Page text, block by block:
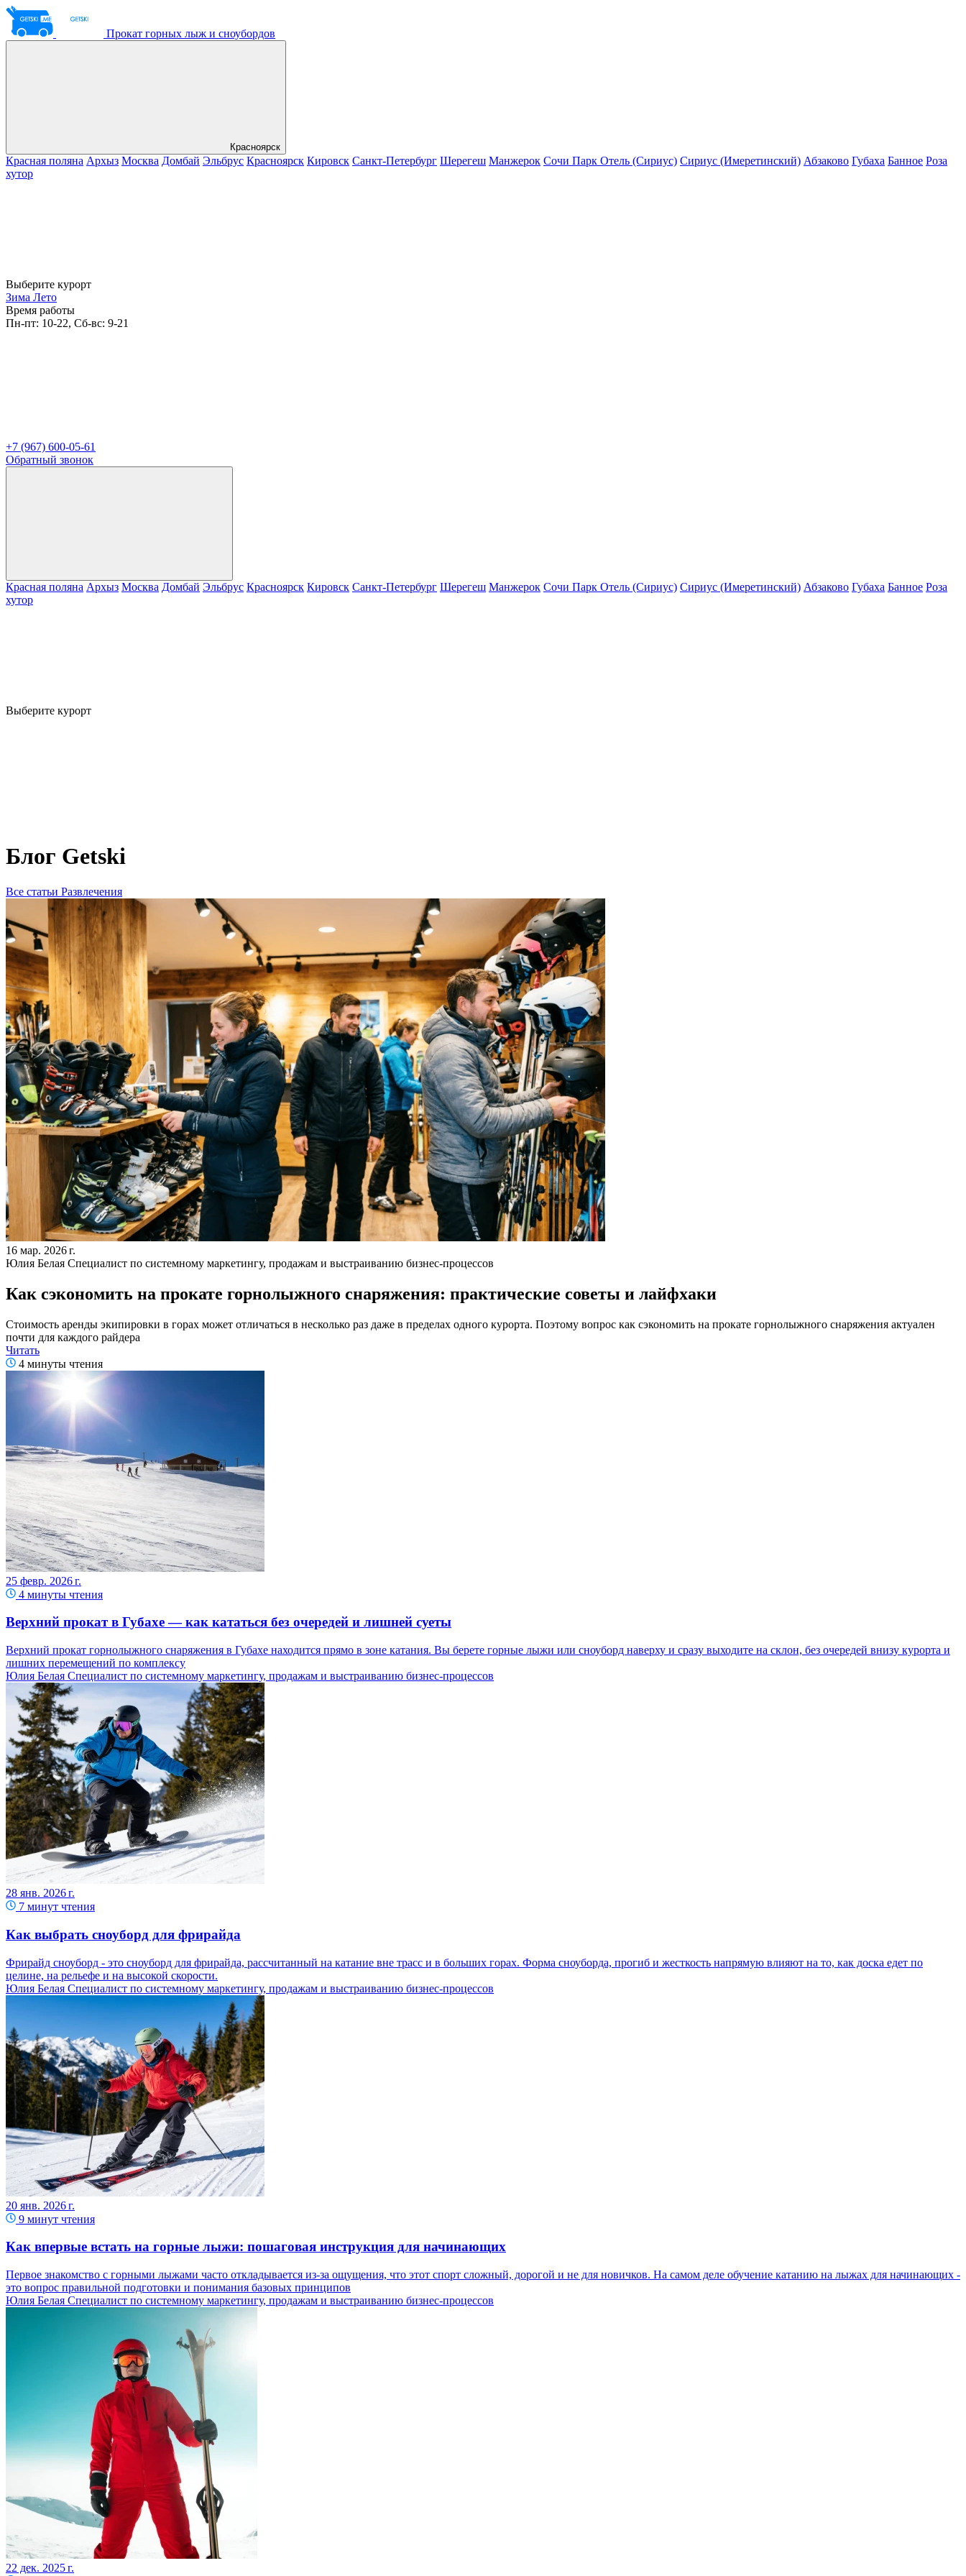
Прокат горных лыж и сноубордов
Красноярск
Красная поляна Архыз Москва Домбай Эльбрус Красноярск Кировск Санкт-Петербург Шерегеш Манжерок Сочи Парк Отель (Сириус) Сириус (Имеретинский) Абзаково Губаха Банное Роза
хутор
Выберите курорт
Зима Лето
Время работы
Пн-пт: 10-22, Сб-вс: 9-21
+7 (967) 600-05-61
Обратный звонок
Красная поляна Архыз Москва Домбай Эльбрус Красноярск Кировск Санкт-Петербург Шерегеш Манжерок Сочи Парк Отель (Сириус) Сириус (Имеретинский) Абзаково Губаха Банное Роза
хутор
Выберите курорт
Блог Getski
Все статьи Развлечения
16 мар. 2026 г.
Юлия Белая Специалист по системному маркетингу, продажам и выстраиванию бизнес-процессов
Как сэкономить на прокате горнолыжного снаряжения: практические советы и лайфхаки
Стоимость аренды экипировки в горах может отличаться в несколько раз даже в пределах одного курорта. Поэтому вопрос как сэкономить на прокате горнолыжного снаряжения актуален
почти для каждого райдера
Читать
4 минуты чтения
25 февр. 2026 г.
4 минуты чтения
Верхний прокат в Губахе — как кататься без очередей и лишней суеты
Верхний прокат горнолыжного снаряжения в Губахе находится прямо в зоне катания. Вы берете горные лыжи или сноуборд наверху и сразу выходите на склон, без очередей внизу курорта и
лишних перемещений по комплексу
Юлия Белая Специалист по системному маркетингу, продажам и выстраиванию бизнес-процессов
28 янв. 2026 г.
7 минут чтения
Как выбрать сноуборд для фрирайда
Фрирайд сноуборд - это сноуборд для фрирайда, рассчитанный на катание вне трасс и в больших горах. Форма сноуборда, прогиб и жесткость напрямую влияют на то, как доска едет по
целине, на рельефе и на высокой скорости.
Юлия Белая Специалист по системному маркетингу, продажам и выстраиванию бизнес-процессов
20 янв. 2026 г.
9 минут чтения
Как впервые встать на горные лыжи: пошаговая инструкция для начинающих
Первое знакомство с горными лыжами часто откладывается из-за ощущения, что этот спорт сложный, дорогой и не для новичков. На самом деле обучение катанию на лыжах для начинающих -
это вопрос правильной подготовки и понимания базовых принципов
Юлия Белая Специалист по системному маркетингу, продажам и выстраиванию бизнес-процессов
22 дек. 2025 г.